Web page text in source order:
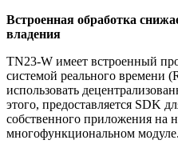
Встроенная обработка
владения
TN23-W имеет встроенный
системой реального времени
использовать
этого, предоставляется SDK
собственного приложения на
многофункциональном модуле.